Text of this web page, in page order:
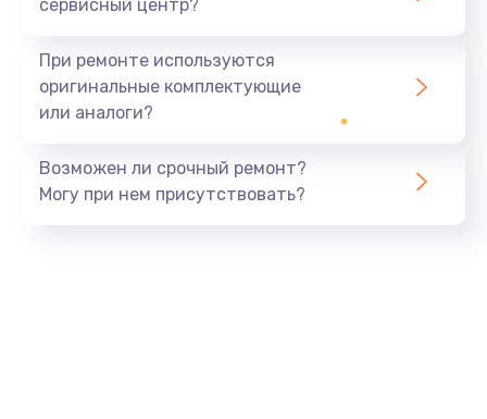
сервисный центр?
При ремонте используются
оригинальные комплектующие
или аналоги?
Возможен ли срочный ремонт?
Могу при нем присутствовать?